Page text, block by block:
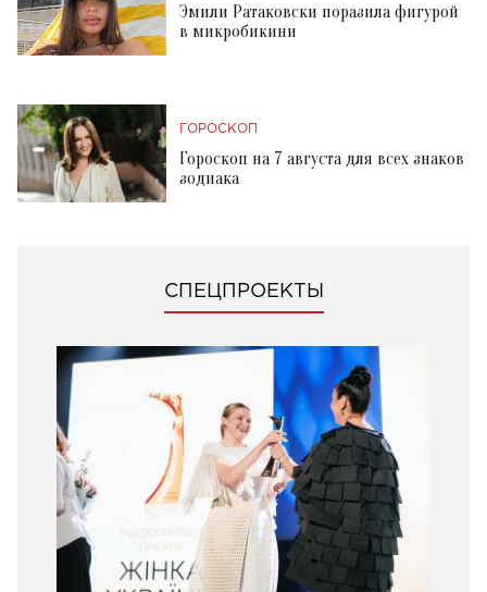
Эмили Ратаковски поразила фигурой
в микробикини
ГОРОСКОП
Гороскоп на 7 августа для всех знаков
зодиака
СПЕЦПРОЕКТЫ